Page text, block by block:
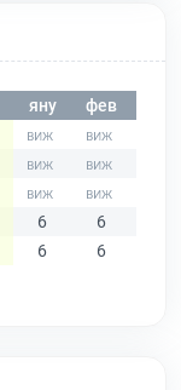
яну фев
6 6
6 6